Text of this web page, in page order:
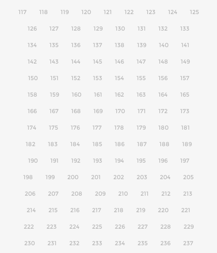
117 118 119 120 121 122 123 124 125
126 127 128 129 130 131 132 133
134 135 136 137 138 139 140 141
142 143 144 145 146 147 148 149
150 151 152 153 154 155 156 157
158 159 160 161 162 163 164 165
166 167 168 169 170 171 172 173
174 175 176 177 178 179 180 181
182 183 184 185 186 187 188 189
190 191 192 193 194 195 196 197
198 199 200 201 202 203 204 205
206 207 208 209 210 211 212 213
214 215 216 217 218 219 220 221
222 223 224 225 226 227 228 229
230 231 232 233 234 235 236 237